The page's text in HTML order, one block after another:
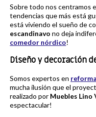
Sobre todo nos centramos
tendencias que más está
está viviendo el sueño de
escandinavo no deja
comedor nórdico!
Diseño y decoración
Somos expertos en
mucha ilusión que el
realizado por Muebles Lino
espectacular!